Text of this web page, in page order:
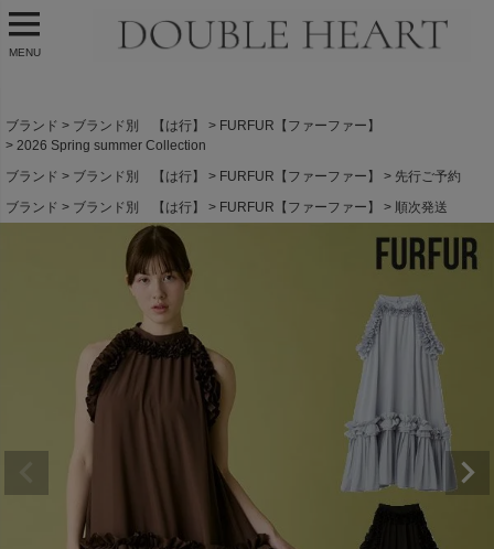
MENU
ブランド ブランド別 【は行】
FURFUR【ファーファー】
2026 Spring summer Collection
ブランド
ブランド別 【は行】 FURFUR【ファーファー】
先行ご予約
ブランド
ブランド別 【は行】 FURFUR【ファーファー】 順次発送